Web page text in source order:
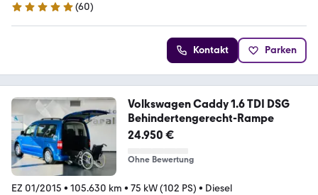
4.9 Sterne
(60)
Kontakt Parken
Volkswagen Caddy 1.6 TDI DSG
Behindertengerecht-Rampe
24.950 €
Ohne Bewertung
EZ 01/2015 • 105.630 km • 75 kW (102 PS) • Diesel